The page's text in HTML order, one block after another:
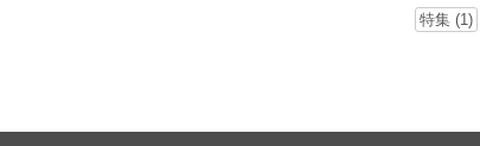
特集 (1)